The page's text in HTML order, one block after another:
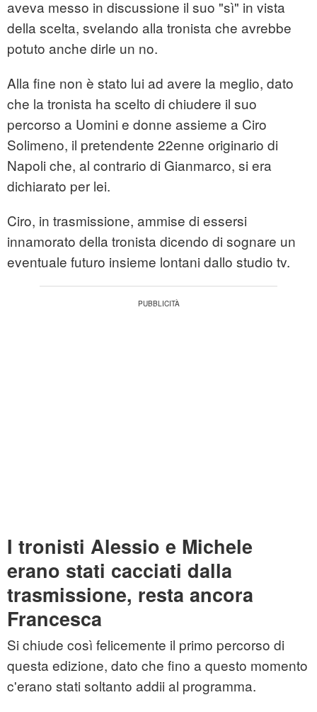
aveva messo in discussione il suo "sì" in vista
della scelta, svelando alla tronista che avrebbe
potuto anche dirle un no.
Alla fine non è stato lui ad avere la meglio, dato
che la tronista ha scelto di chiudere il suo
percorso a Uomini e donne assieme a Ciro
Solimeno, il pretendente 22enne originario di
Napoli che, al contrario di Gianmarco, si era
dichiarato per lei.
Ciro, in trasmissione, ammise di essersi
innamorato della tronista dicendo di sognare un
eventuale futuro insieme lontani dallo studio tv.
I tronisti Alessio e Michele
erano stati cacciati dalla
trasmissione, resta ancora
Francesca
Si chiude così felicemente il primo percorso di
questa edizione, dato che fino a questo momento
c'erano stati soltanto addii al programma.